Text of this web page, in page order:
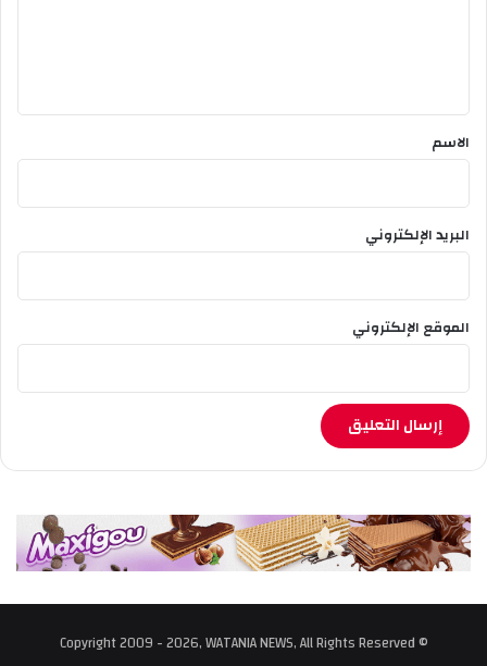
*
الاسم
البريد الإلكتروني
الموقع الإلكتروني
© Copyright 2009 - 2026, WATANIA NEWS, All Rights Reserved